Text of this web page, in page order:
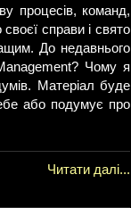
процесів, команд,
справи і свято
До недавнього
Чому я
Матеріал буде
або подумує про
Читати далі...